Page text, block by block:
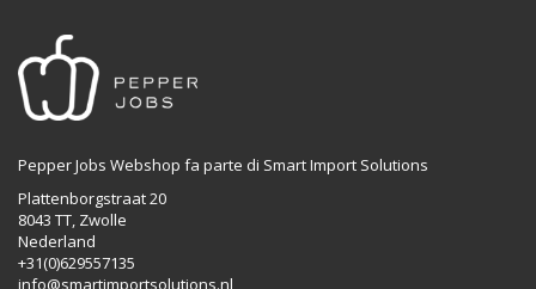
Pepper Jobs Webshop fa parte di Smart Import Solutions
Plattenborgstraat 20
8043 TT, Zwolle
Nederland
+31(0)629557135
info@smartimportsolutions.nl